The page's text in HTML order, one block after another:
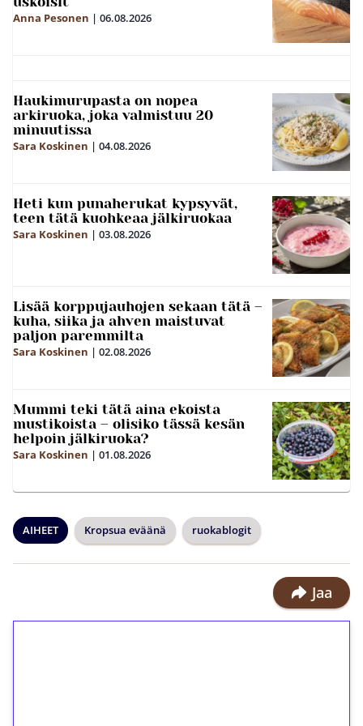
Anna Pesonen | 06.08.2026
Haukimurupasta on nopea
arkiruoka, joka valmistuu 20
minuutissa
Sara Koskinen | 04.08.2026
Heti kun punaherukat kypsyvät,
teen tätä kuohkeaa jälkiruokaa
Sara Koskinen | 03.08.2026
Lisää korppujauhojen sekaan tätä –
kuha, siika ja ahven maistuvat
paljon paremmilta
Sara Koskinen | 02.08.2026
Mummi teki tätä aina ekoista
mustikoista – olisiko tässä kesän
helpoin jälkiruoka?
Sara Koskinen | 01.08.2026
AIHEET Kropsua eväänä ruokablogit
Jaa